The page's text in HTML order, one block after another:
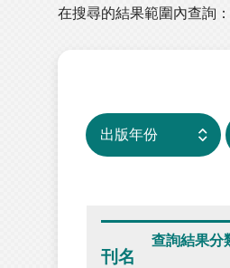
在搜尋的結果範圍內查詢：
查詢結果分
刊名